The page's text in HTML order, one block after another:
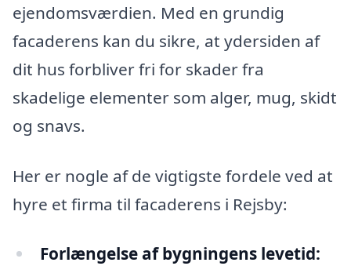
ejendomsværdien. Med en grundig
facaderens kan du sikre, at ydersiden af
dit hus forbliver fri for skader fra
skadelige elementer som alger, mug, skidt
og snavs.
Her er nogle af de vigtigste fordele ved at
hyre et firma til facaderens i Rejsby:
Forlængelse af bygningens levetid: